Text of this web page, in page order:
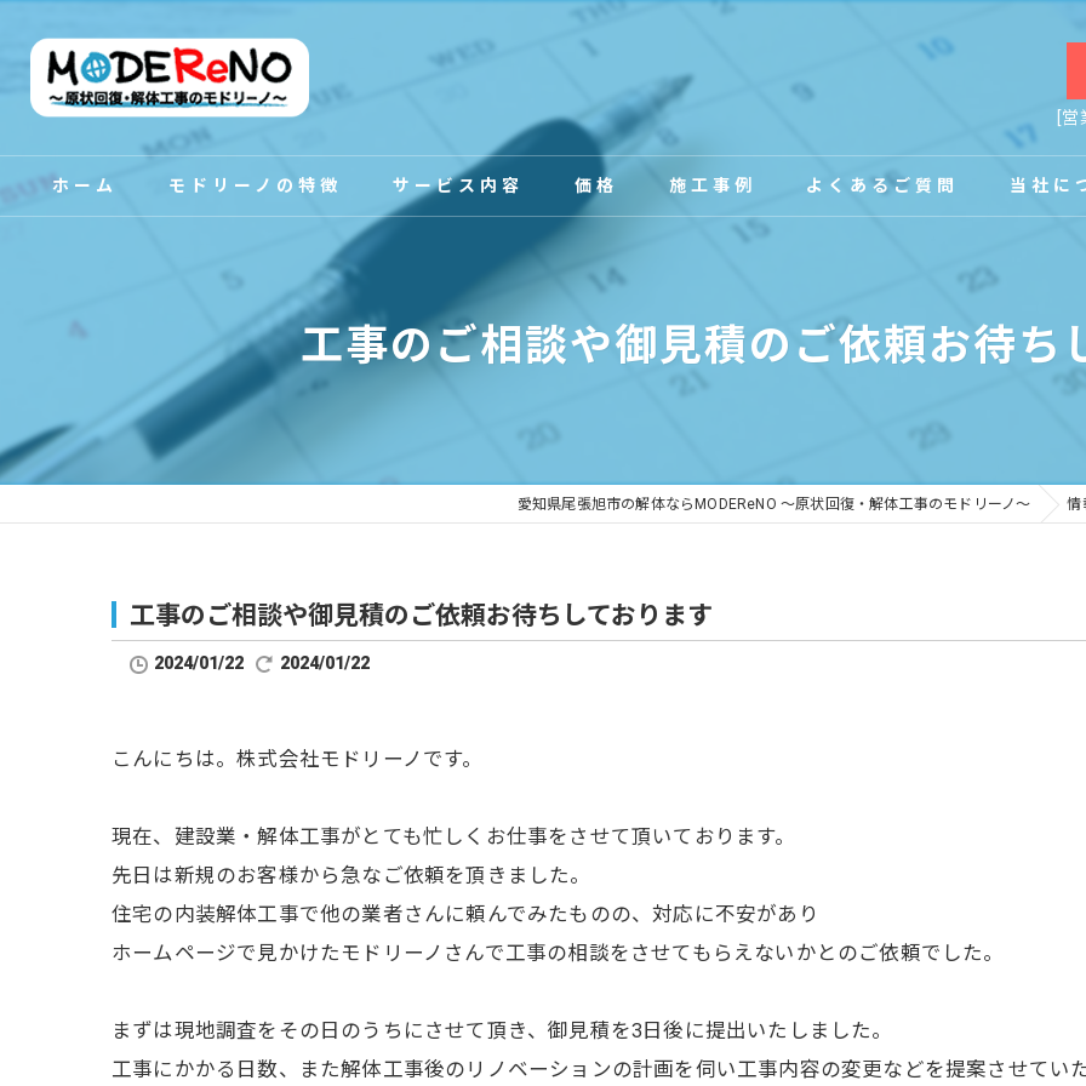
[
ホーム モドリーノの特徴 サービス内容 価格 施工事例 よくあるご質問 当社に
事務所
工場
工事のご相談や御見積のご依頼お待ち
愛知県尾張旭市の解体ならMODEReNO ～原状回復・解体工事のモドリーノ～ 情
工事のご相談や御見積のご依頼お待ちしております
2024/01/22 2024/01/22
こんにちは。株式会社モドリーノです。
現在、建設業・解体工事がとても忙しくお仕事をさせて頂いております。
先日は新規のお客様から急なご依頼を頂きました。
住宅の内装解体工事で他の業者さんに頼んでみたものの、対応に不安があり
ホームページで見かけたモドリーノさんで工事の相談をさせてもらえないかとのご依頼でした。
まずは現地調査をその日のうちにさせて頂き、御見積を3日後に提出いたしました。
工事にかかる日数、また解体工事後のリノベーションの計画を伺い工事内容の変更などを提案させてい